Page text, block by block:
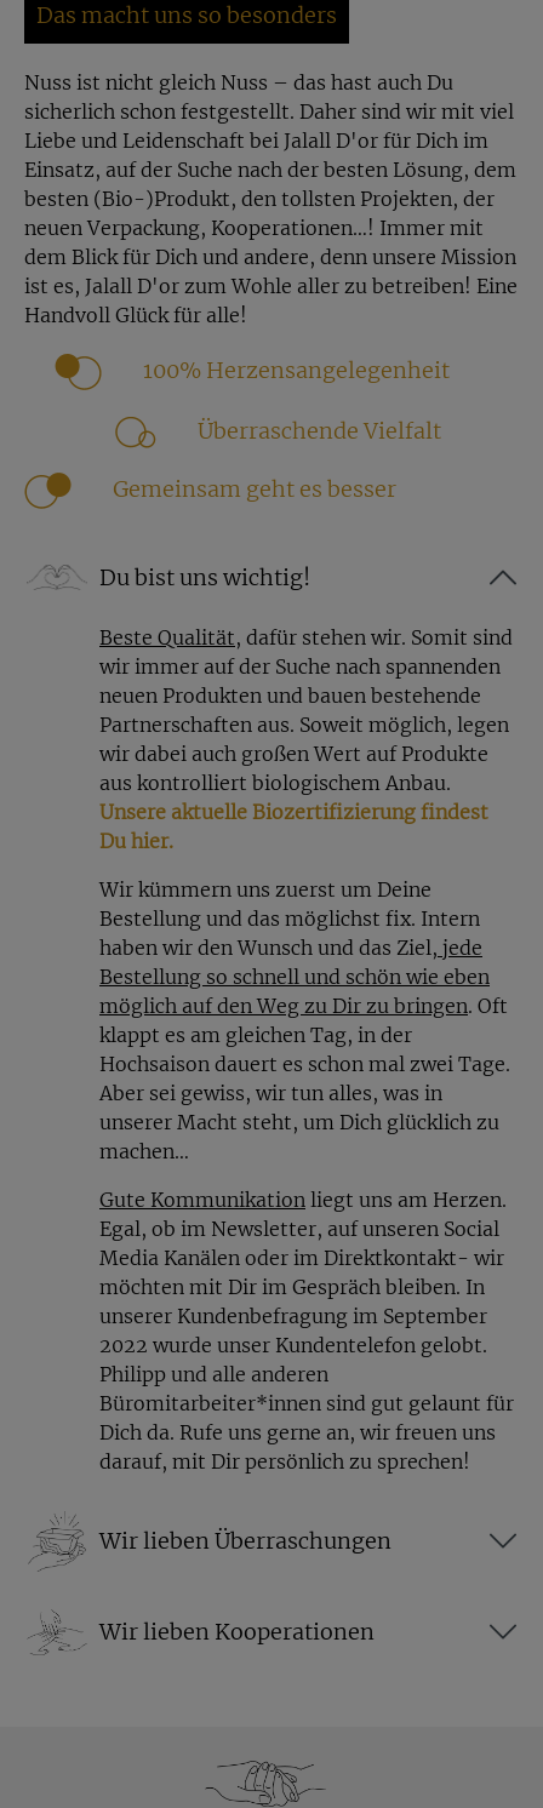
Das macht uns so besonders
Nuss ist nicht gleich Nuss – das hast auch Du
sicherlich schon festgestellt. Daher sind wir mit viel
Liebe und Leidenschaft bei Jalall D'or für Dich im
Einsatz, auf der Suche nach der besten Lösung, dem
besten (Bio-)Produkt, den tollsten Projekten, der
neuen Verpackung, Kooperationen…! Immer mit
dem Blick für Dich und andere, denn unsere Mission
ist es, Jalall D'or zum Wohle aller zu betreiben! Eine
Handvoll Glück für alle!
100% Herzensangelegenheit
Überraschende Vielfalt
Gemeinsam geht es besser
Du bist uns wichtig!
Beste Qualität, dafür stehen wir. Somit sind
wir immer auf der Suche nach spannenden
neuen Produkten und bauen bestehende
Partnerschaften aus. Soweit möglich, legen
wir dabei auch großen Wert auf Produkte
aus kontrolliert biologischem Anbau.
Unsere aktuelle Biozertifizierung findest
Du hier.
Wir kümmern uns zuerst um Deine
Bestellung und das möglichst fix. Intern
haben wir den Wunsch und das Ziel, jede
Bestellung so schnell und schön wie eben
möglich auf den Weg zu Dir zu bringen. Oft
klappt es am gleichen Tag, in der
Hochsaison dauert es schon mal zwei Tage.
Aber sei gewiss, wir tun alles, was in
unserer Macht steht, um Dich glücklich zu
machen…
Gute Kommunikation liegt uns am Herzen.
Egal, ob im Newsletter, auf unseren Social
Media Kanälen oder im Direktkontakt- wir
möchten mit Dir im Gespräch bleiben. In
unserer Kundenbefragung im September
2022 wurde unser Kundentelefon gelobt.
Philipp und alle anderen
Büromitarbeiter*innen sind gut gelaunt für
Dich da. Rufe uns gerne an, wir freuen uns
darauf, mit Dir persönlich zu sprechen!
Wir lieben Überraschungen
Wir lieben Kooperationen